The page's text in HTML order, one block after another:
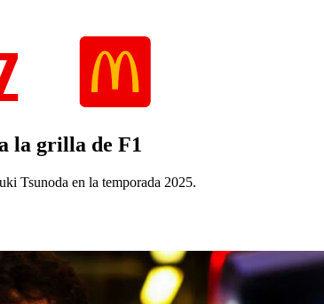
la grilla de F1
Tsunoda en la temporada 2025.